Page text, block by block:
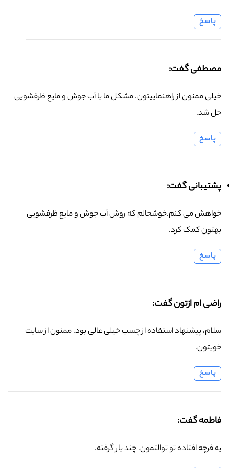
پاسخ
مصطفی گفت:
خیلی ممنون از راهنماییتون. مشکل ما با آب جوش و مایع ظرفشویی
حل شد.
پاسخ
پشتیبانی گفت:
خواهش می کنم.خوشحالم که روش آب جوش و مایع ظرفشویی
بهتون کمک کرد.
پاسخ
راضی ام ازتون گفت:
سلام، پیشنهاد استفاده از چسب خیلی عالی بود. ممنون از سایت
خوبتون.
پاسخ
فاطمه گفت:
یه فرچه افتاده تو توالتمون. چند بار گرفته.